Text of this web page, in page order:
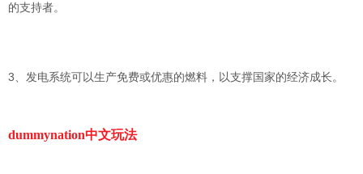
的支持者。
3、发电系统可以生产免费或优惠的燃料，以支撑国家的经济成长。
dummynation中文玩法